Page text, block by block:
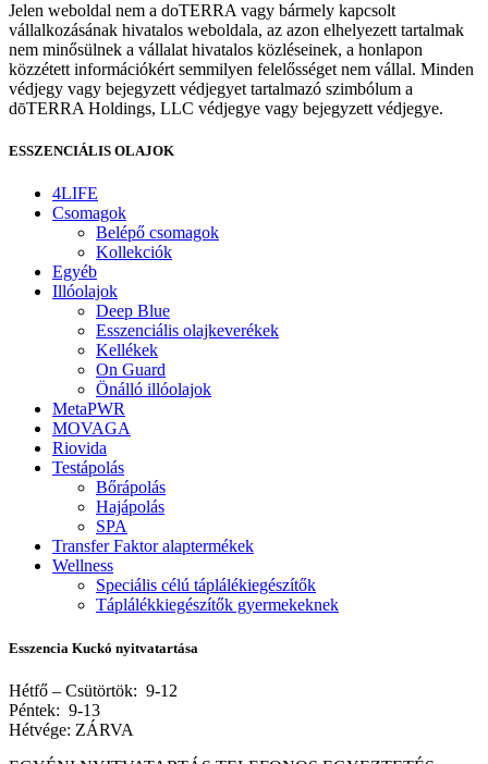
Jelen weboldal nem a doTERRA vagy bármely kapcsolt
vállalkozásának hivatalos weboldala, az azon elhelyezett tartalmak
nem minősülnek a vállalat hivatalos közléseinek, a honlapon
közzétett információkért semmilyen felelősséget nem vállal. Minden
védjegy vagy bejegyzett védjegyet tartalmazó szimbólum a
dōTERRA Holdings, LLC védjegye vagy bejegyzett védjegye.
ESSZENCIÁLIS OLAJOK
4LIFE
Csomagok
Belépő csomagok
Kollekciók
Egyéb
Illóolajok
Deep Blue
Esszenciális olajkeverékek
Kellékek
On Guard
Önálló illóolajok
MetaPWR
MOVAGA
Riovida
Testápolás
Bőrápolás
Hajápolás
SPA
Transfer Faktor alaptermékek
Wellness
Speciális célú táplálékiegészítők
Táplálékkiegészítők gyermekeknek
Esszencia Kuckó nyitvatartása
Hétfő – Csütörtök: 9-12
Péntek: 9-13
Hétvége: ZÁRVA